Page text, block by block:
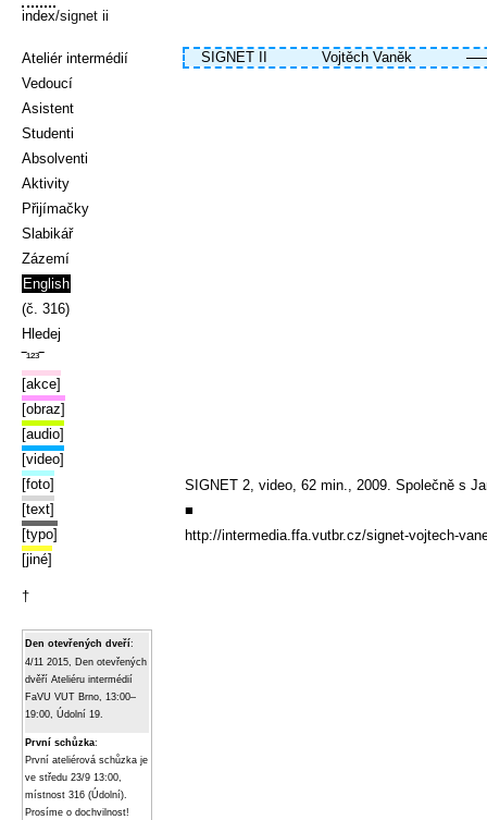
index/signet ii
Ateliér intermédií
Vedoucí
Asistent
Studenti
Absolventi
Aktivity
Přijímačky
Slabikář
Zázemí
English
(č. 316)
Hledej
‾¹²³‾
[akce]
[obraz]
[audio]
[video]
[foto]
[text]
[typo]
[jiné]
†
Den otevřených dveří:
4/11 2015, Den otevřených
dvěří Ateliéru intermédií
FaVU VUT Brno, 13:00–
19:00, Údolní 19.
První schůzka:
První ateliérová schůzka je
ve středu 23/9 13:00,
místnost 316 (Údolní).
Prosíme o dochvilnost!
SIGNET II Vojtěch Vaněk
SIGNET 2, video, 62 min., 2009. Společně s
■
http://intermedia.ffa.vutbr.cz/signet-vojtech-